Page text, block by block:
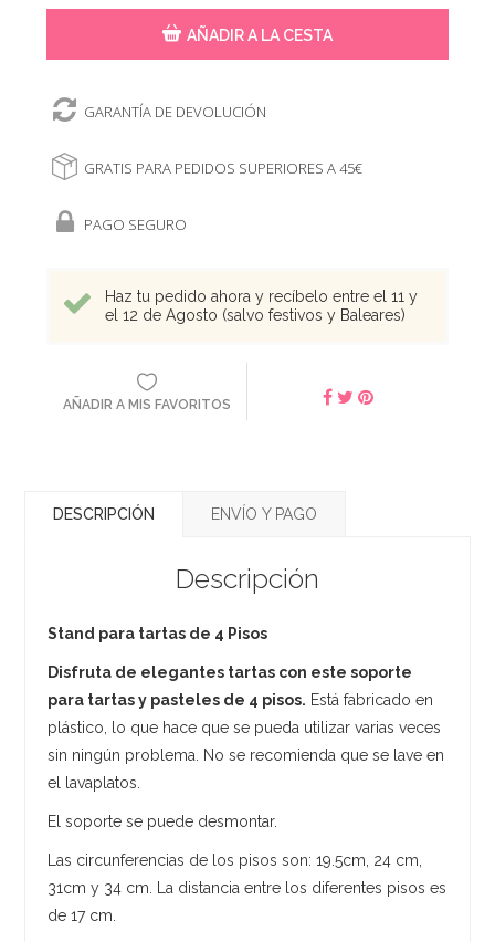
AÑADIR A LA CESTA
GARANTÍA DE DEVOLUCIÓN
GRATIS PARA PEDIDOS SUPERIORES A 45€
PAGO SEGURO
Haz tu pedido ahora y recíbelo entre el 11 y
el 12 de Agosto (salvo festivos y Baleares)
AÑADIR A MIS FAVORITOS
DESCRIPCIÓN ENVÍO Y PAGO
Descripción
Stand para tartas de 4 Pisos
Disfruta de elegantes tartas con este soporte
para tartas y pasteles de 4 pisos. Está fabricado en
plástico, lo que hace que se pueda utilizar varias veces
sin ningún problema. No se recomienda que se lave en
el lavaplatos.
El soporte se puede desmontar.
Las circunferencias de los pisos son: 19.5cm, 24 cm,
31cm y 34 cm. La distancia entre los diferentes pisos es
de 17 cm.